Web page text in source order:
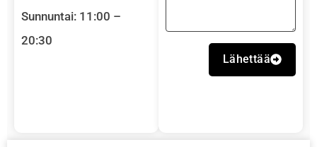
Sunnuntai: 11:00 –
20:30
Lähettää